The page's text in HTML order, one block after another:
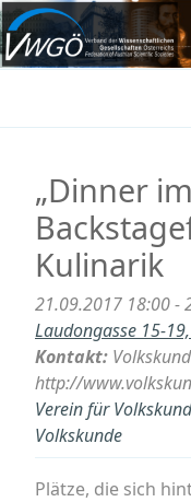
Zum
Inhalt
springenVWGÖ
Federation of Austrian
„Dinner
Kulinarik
21.09.2017 18:00 -
Laudongasse 15-
Kontakt:
http://
Verein für
Volkskunde
Plätze, die sich